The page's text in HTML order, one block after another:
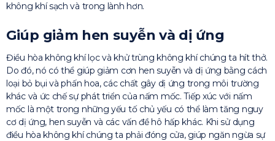
không khí sạch và trong lành hơn.
Giúp giảm hen suyễn và dị ứng
Điều hòa không khí lọc và khử trùng không khí chúng ta hít thở.
Do đó, nó có thể giúp giảm cơn hen suyễn và dị ứng bằng cách
loại bỏ bụi và phấn hoa, các chất gây dị ứng trong môi trường
khác và ức chế sự phát triển của nấm mốc. Tiếp xúc với nấm
mốc là một trong những yếu tố chủ yếu có thể làm tăng nguy
cơ dị ứng, hen suyễn và các vấn đề hô hấp khác. Khi sử dụng
điều hòa không khí chúng ta phải đóng cửa, giúp ngăn ngừa sự